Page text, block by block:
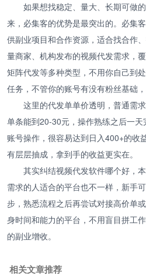
如果想找稳定、量大、长期可做
来，必集客的优势是最突出的。必集
供副业项目和合作资源，适合找合作
量商家、机构发布的视频代发需求，
矩阵代发等多种类型，不用你自己到
任务，不管你的账号有没有粉丝基础
这里的代发单单价透明，普通需
单条能到20-30元，操作熟练之后一
账号操作，很容易达到日入400+的收
有层层抽成，拿到手的收益更实在。
其实纠结视频代发软件哪个好，
需求的人适合的平台也不一样，新手
步，熟悉流程之后再尝试对接高价单
身时间和能力的平台，不用盲目拼工
的副业增收。
相关文章推荐